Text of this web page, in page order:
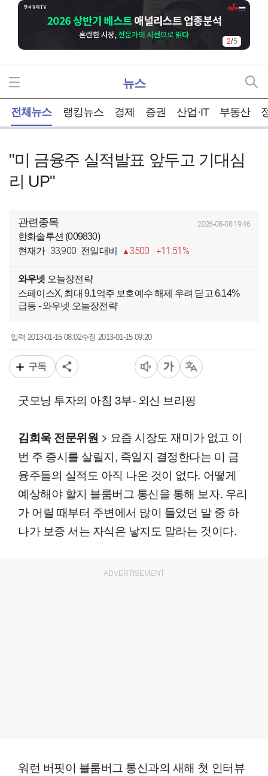
2/5
뉴스
전체뉴스 랭킹뉴스 경제 증권 산업·IT 부동산
"미 금융주 실적발표 앞두고 기대심
리 UP"
관련종목 2026-08-08 19:46
한화솔루션 (009830)
현재가 33,900 전일대비 3500 11.51%
와우넷 오늘장전략
스페이스X, 최대 9.1억주 보호예수 해제 우려 딛고 6.14%
급등 - 와우넷 오늘장전략
입력2013-01-15 08:02수정 2013-01-15 09:20
구독
굿모닝 투자의 아침 3부- 외신 브리핑
김희욱 전문위원 > 요즘 시장도 재미가 없고 이
번 주 증시를 살릴지, 죽일지 결정한다는 미 금
융주들의 실적도 아직 나온 것이 없다. 어떻게
예상해야 할지 블룸버그 통신을 통해 보자. 우리
가 어릴 때부터 주변에서 많이 들었던 말 중 하
나가 보증 서는 자식은 낳지도 말라는 것이다.
ADVERTISEMENT
워런 버핏이 블룸버그 통신과의 새해 첫 인터뷰